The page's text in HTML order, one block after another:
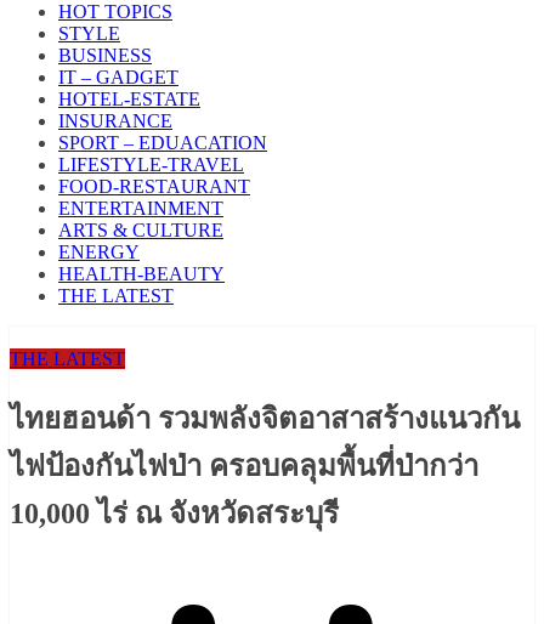
HOT TOPICS
STYLE
BUSINESS
IT – GADGET
HOTEL-ESTATE
INSURANCE
SPORT – EDUACATION
LIFESTYLE​-TRAVEL​
FOOD-RESTAURANT
ENTERTAINMENT
ARTS & CULTURE
ENERGY
HEALTH​-BEAUTY
THE LATEST
THE LATEST
ไทยฮอนด้า รวมพลังจิตอาสาสร้างแนวกัน
ไฟป้องกันไฟป่า ครอบคลุมพื้นที่ป่ากว่า
10,000 ไร่ ณ จังหวัดสระบุรี